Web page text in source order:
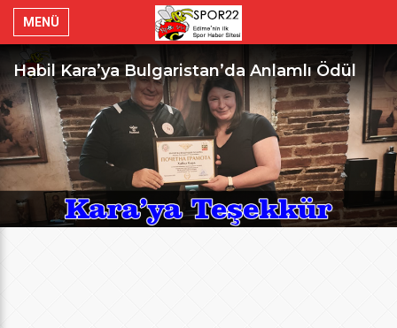
MENÜ
Habil Kara’ya Bulgaristan’da Anlamlı Ödül